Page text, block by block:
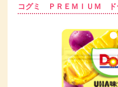
コグミ ＰＲＥＭＩＵＭ ド